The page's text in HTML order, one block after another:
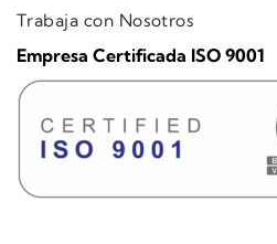
Trabaja con Nosotros
Empresa Certificada ISO 9001